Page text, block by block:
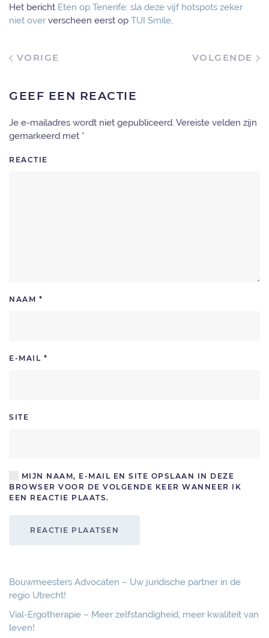
Het bericht Eten op Tenerife: sla deze vijf hotspots zeker
niet oververscheen eerst op TUI Smile.
VORIGE VOLGENDE
GEEF EEN REACTIE
Je e-mailadres wordt niet gepubliceerd. Vereiste velden zijn
gemarkeerd met *
REACTIE
NAAM *
E-MAIL *
SITE
MIJN NAAM, E-MAIL EN SITE OPSLAAN IN DEZE
BROWSER VOOR DE VOLGENDE KEER WANNEER IK
EEN REACTIE PLAATS.
REACTIE PLAATSEN
Bouwmeesters Advocaten – Uw juridische partner in de
regio Utrecht!
Vial-Ergotherapie – Meer zelfstandigheid, meer kwaliteit van
leven!